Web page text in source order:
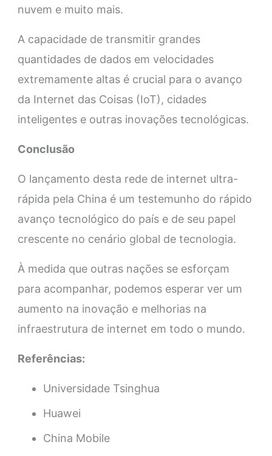
nuvem e muito mais.
A capacidade de transmitir grandes
quantidades de dados em velocidades
extremamente altas é crucial para o avanço
da Internet das Coisas (IoT), cidades
inteligentes e outras inovações tecnológicas.
Conclusão
O lançamento desta rede de internet ultra-
rápida pela China é um testemunho do rápido
avanço tecnológico do país e de seu papel
crescente no cenário global de tecnologia.
À medida que outras nações se esforçam
para acompanhar, podemos esperar ver um
aumento na inovação e melhorias na
infraestrutura de internet em todo o mundo.
Referências:
Universidade Tsinghua
Huawei
China Mobile